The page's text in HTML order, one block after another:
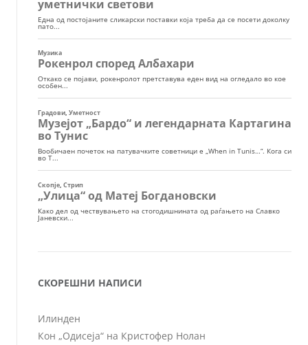
СКОРЕШНИ НАПИСИ
Илинден
Кон „Одисеја“ на Кристофер Нолан